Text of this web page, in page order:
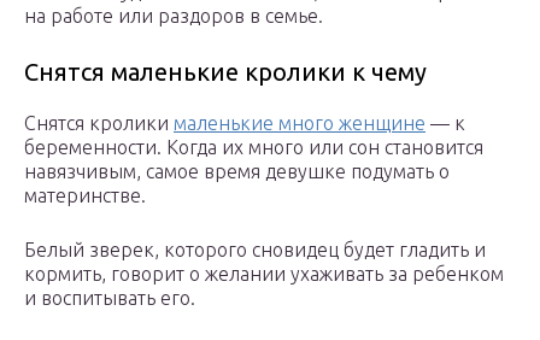
на работе или раздоров в семье.
Снятся маленькие кролики к чему
Снятся кролики маленькие много женщине — к
беременности. Когда их много или сон становится
навязчивым, самое время девушке подумать о
материнстве.
Белый зверек, которого сновидец будет гладить и
кормить, говорит о желании ухаживать за ребенком
и воспитывать его.